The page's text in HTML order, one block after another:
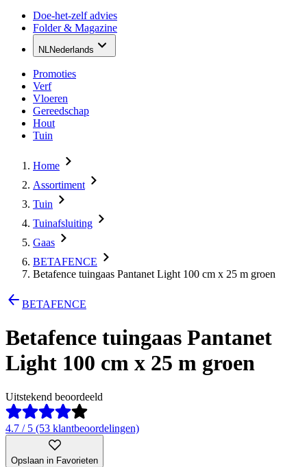
Doe-het-zelf advies
Folder & Magazine
NLNederlands
Promoties
Verf
Vloeren
Gereedschap
Hout
Tuin
Home
Assortiment
Tuin
Tuinafsluiting
Gaas
BETAFENCE
Betafence tuingaas Pantanet Light 100 cm x 25 m groen
BETAFENCE
Betafence tuingaas Pantanet
Light 100 cm x 25 m groen
Uitstekend beoordeeld
4.7 / 5 (53 klantbeoordelingen)
Opslaan in Favorieten